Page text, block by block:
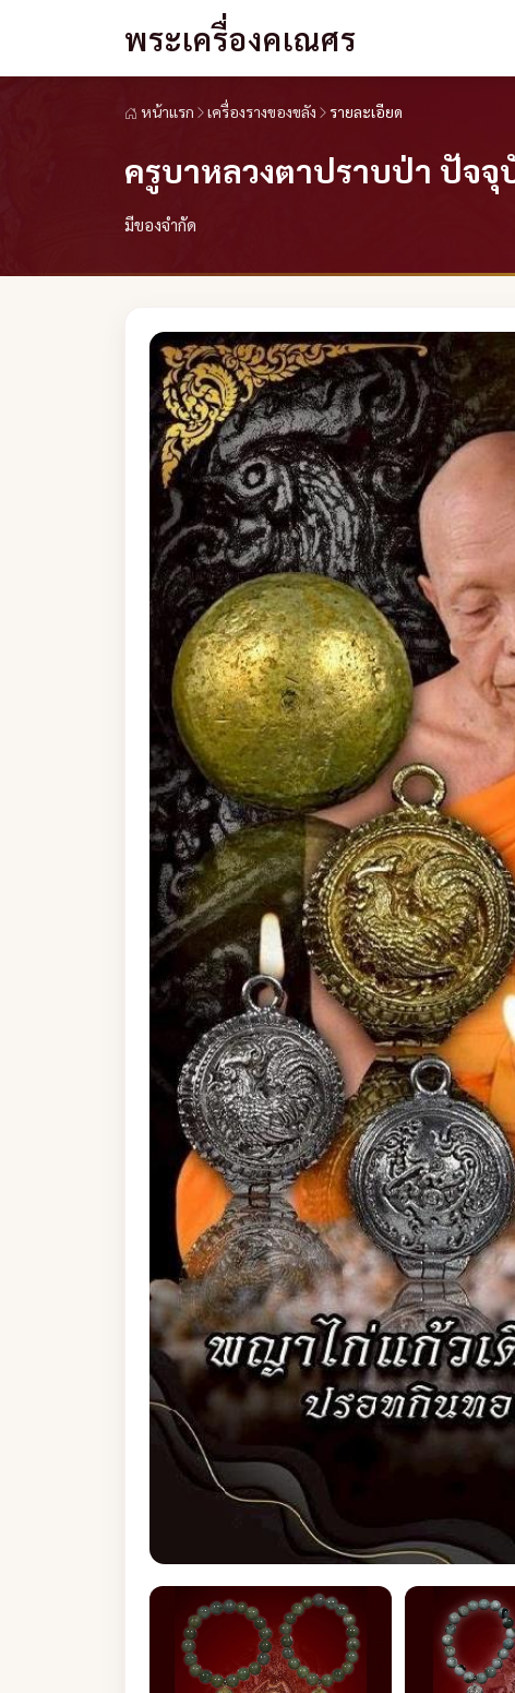
พระเครื่องคเณศร
หน้าแรก เครื่องรางของขลัง รายละเอียด
ครูบาหลวงตาปราบป่า ปัจจุ
มีของจำกัด